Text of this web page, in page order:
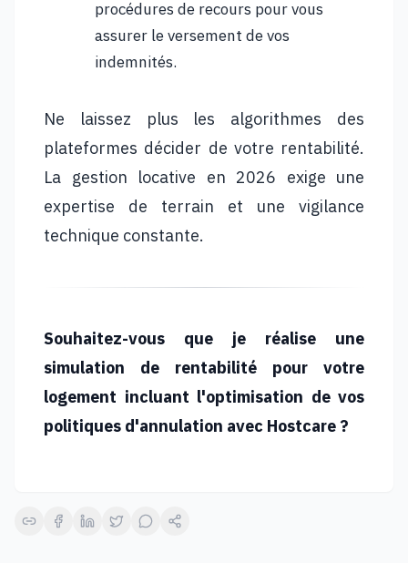
procédures de recours pour vous
assurer le versement de vos
indemnités.
Ne laissez plus les algorithmes des
plateformes décider de votre rentabilité.
La gestion locative en 2026 exige une
expertise de terrain et une vigilance
technique constante.
Souhaitez-vous que je réalise une
simulation de rentabilité pour votre
logement incluant l'optimisation de vos
politiques d'annulation avec Hostcare ?